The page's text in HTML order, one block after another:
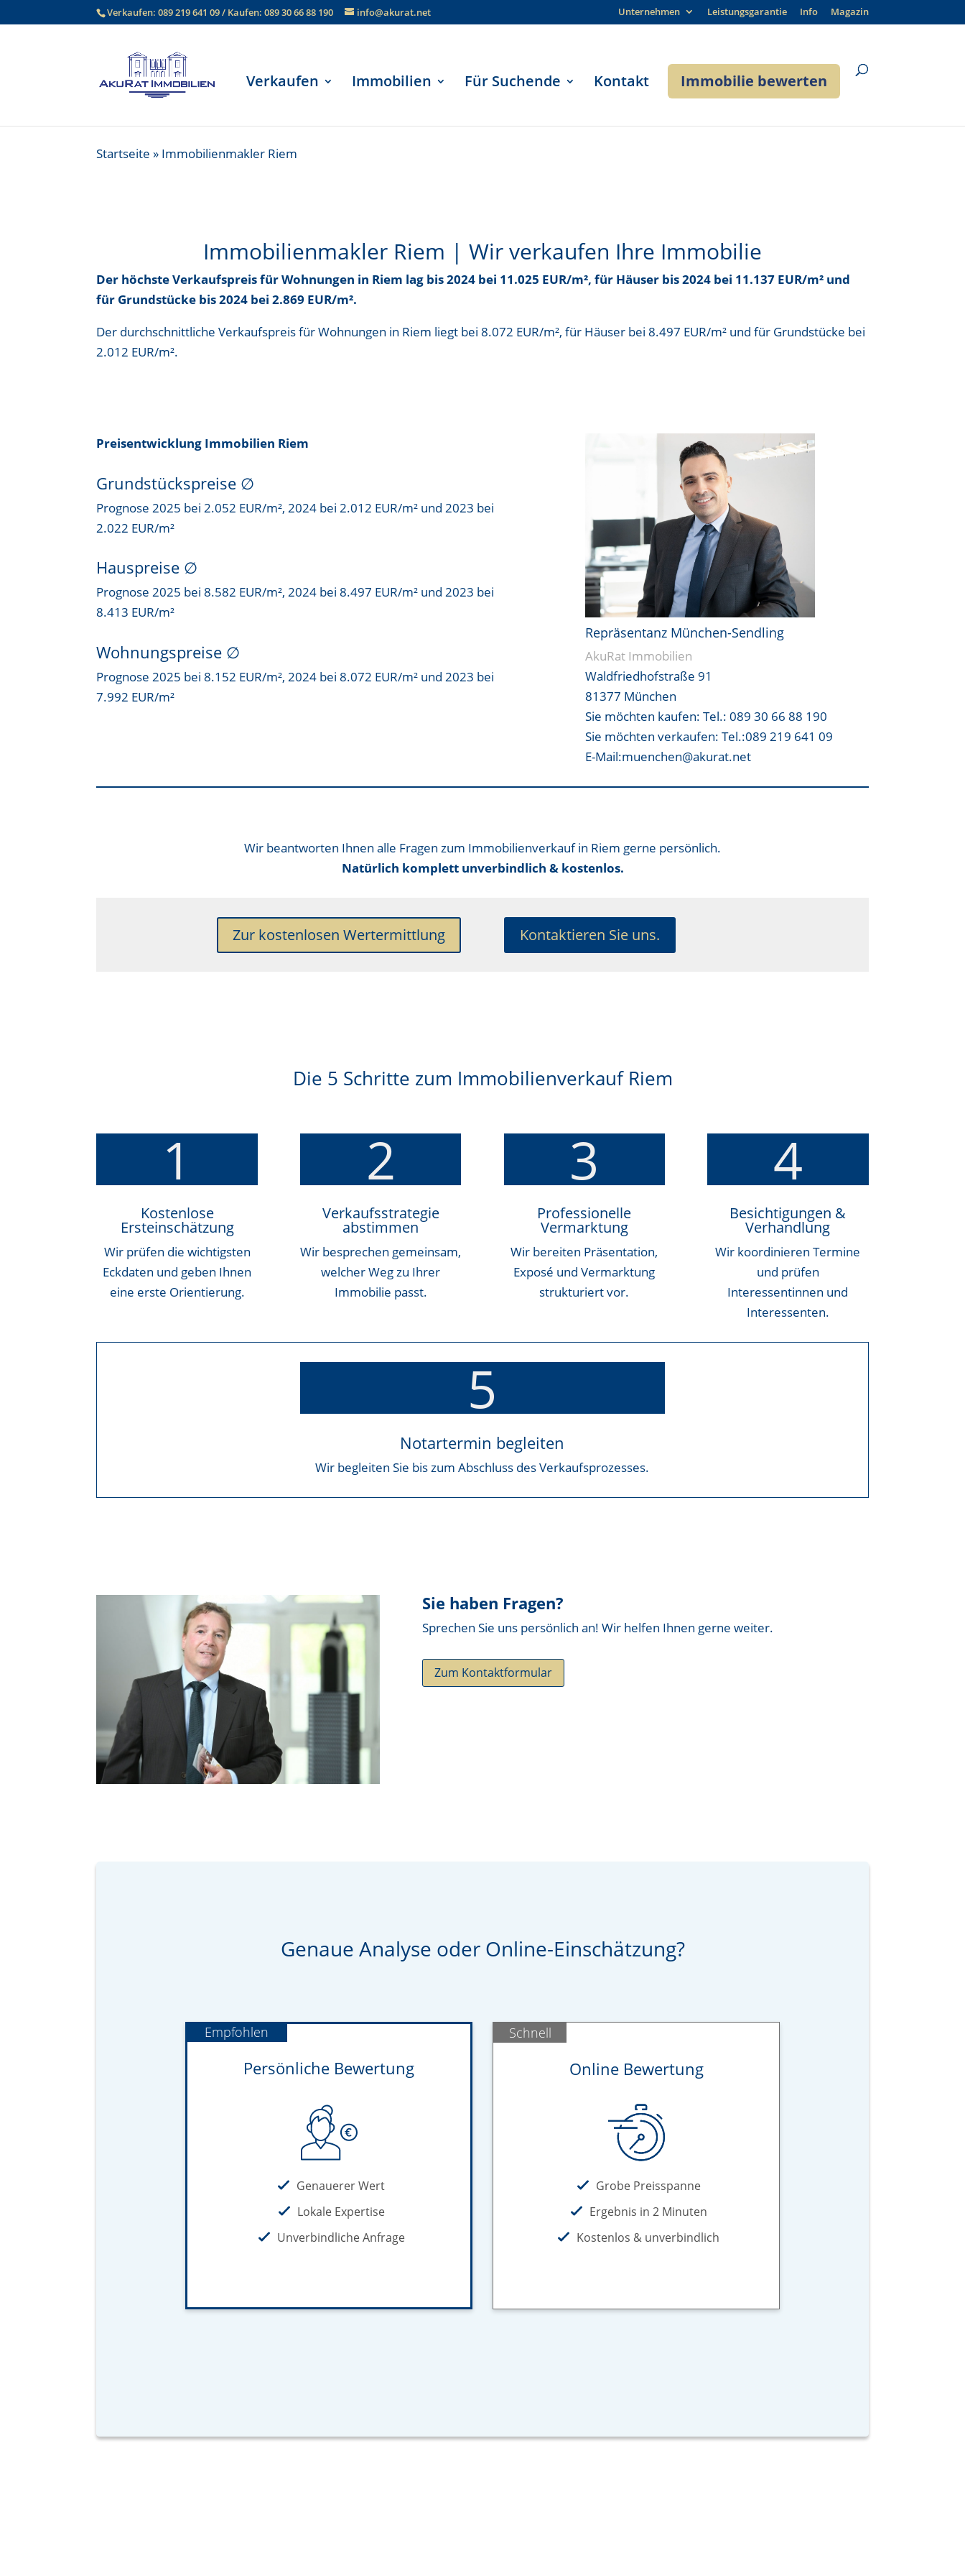
Verkaufen:089 219 641 09/ Kaufen:089 30 66 88 190 info@akurat.net Unternehmen Leistungsgarantie Info Magazin
Verkaufen Immobilien Für Suchende Kontakt Immobilie bewerten
Startseite » Immobilienmakler Riem
Immobilienmakler Riem | Wir verkaufen Ihre Immobilie
Der höchste Verkaufspreis für Wohnungen in Riem lag bis2024 bei 11.025 EUR/m², für Häuser bis2024 bei 11.137 EUR/m² und
für Grundstücke bis2024 bei 2.869 EUR/m².
Der durchschnittliche Verkaufspreis für Wohnungen in Riem liegt bei 8.072 EUR/m², für Häuser bei 8.497 EUR/m² und für Grundstücke bei
2.012 EUR/m².
Preisentwicklung Immobilien Riem
Grundstückspreise ∅
Prognose 2025 bei 2.052 EUR/m², 2024 bei 2.012 EUR/m² und 2023 bei
2.022 EUR/m²
Hauspreise ∅
Prognose 2025 bei 8.582 EUR/m², 2024 bei 8.497 EUR/m² und 2023 bei
8.413 EUR/m²
Wohnungspreise ∅
Prognose 2025 bei 8.152 EUR/m², 2024 bei 8.072 EUR/m² und 2023 bei
7.992 EUR/m²
Repräsentanz München-Sendling
AkuRat Immobilien
Waldfriedhofstraße 91
81377 München
Sie möchten kaufen: Tel.: 089 30 66 88 190
Sie möchten verkaufen: Tel.:089 219 641 09
E-Mail:muenchen@akurat.net
Wir beantworten Ihnen alle Fragen zum Immobilienverkauf in Riem gerne persönlich.
Natürlich komplett unverbindlich & kostenlos.
Zur kostenlosen Wertermittlung Kontaktieren Sie uns.
Die 5 Schritte zum Immobilienverkauf Riem
1
Kostenlose
Ersteinschätzung
Wir prüfen die wichtigsten
Eckdaten und geben Ihnen
eine erste Orientierung.
2
Verkaufsstrategie
abstimmen
Wir besprechen gemeinsam,
welcher Weg zu Ihrer
Immobilie passt.
3
Professionelle
Vermarktung
Wir bereiten Präsentation,
Exposé und Vermarktung
strukturiert vor.
4
Besichtigungen &
Verhandlung
Wir koordinieren Termine
und prüfen
Interessentinnen und
Interessenten.
5
Notartermin begleiten
Wir begleiten Sie bis zum Abschluss des Verkaufsprozesses.
Sie haben Fragen?
Sprechen Sie uns persönlich an! Wir helfen Ihnen gerne weiter.
Zum Kontaktformular
Genaue Analyse oder Online-Einschätzung?
Empfohlen
Persönliche Bewertung
Genauerer Wert
Lokale Expertise
Unverbindliche Anfrage
Schnell
Online Bewertung
Grobe Preisspanne
Ergebnis in 2 Minuten
Kostenlos & unverbindlich